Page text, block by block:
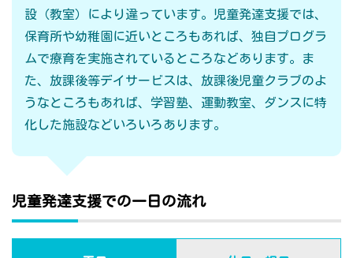
設（教室）により違っています。児童発達支援では、
保育所や幼稚園に近いところもあれば、独自プログラ
ムで療育を実施されているところなどあります。ま
た、放課後等デイサービスは、放課後児童クラブのよ
うなところもあれば、学習塾、運動教室、ダンスに特
化した施設などいろいろあります。
児童発達支援での一日の流れ